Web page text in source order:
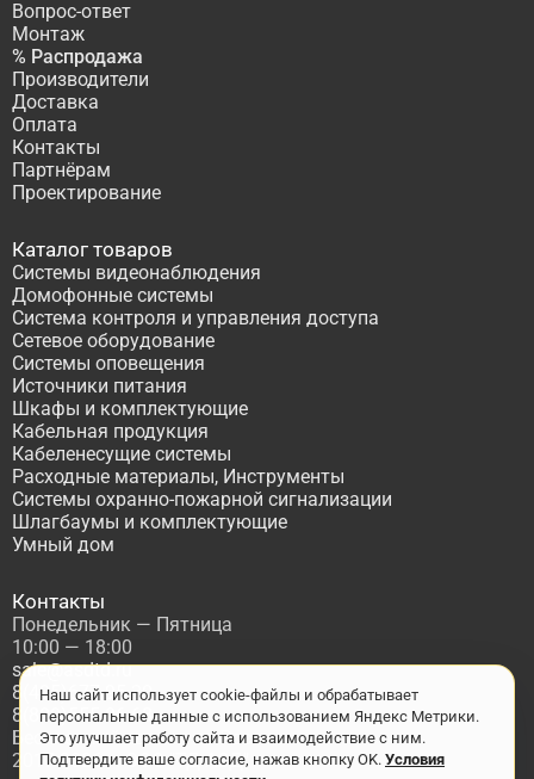
Вопрос-ответ
Монтаж
% Распродажа
Производители
Доставка
Оплата
Контакты
Партнёрам
Проектирование
Каталог товаров
Системы видеонаблюдения
Домофонные системы
Система контроля и управления доступа
Сетевое оборудование
Системы оповещения
Источники питания
Шкафы и комплектующие
Кабельная продукция
Кабеленесущие системы
Расходные материалы, Инструменты
Системы охранно-пожарной сигнализации
Шлагбаумы и комплектующие
Умный дом
Контакты
Понедельник — Пятница
10:00 — 18:00
sale@asdtd.ru
8(495)677-95-20
8(800)555-06-68
Бесплатный звонок по России
2017-2026 г. ООО "ТД АСД"
Наш сайт использует cookie-файлы и обрабатывает
персональные данные с использованием Яндекс Метрики.
Это улучшает работу сайта и взаимодействие с ним.
Подтвердите ваше согласие, нажав кнопку OK. Условия